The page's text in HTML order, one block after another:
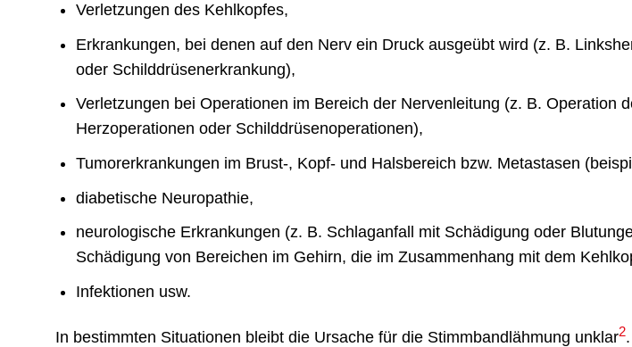
Verletzungen des Kehlkopfes,
Erkrankungen, bei denen auf den Nerv ein Druck ausgeübt wird (z. B.
oder Schilddrüsenerkrankung),
Verletzungen bei Operationen im Bereich der Nervenleitung (z. B. Operation
Herzoperationen oder Schilddrüsenoperationen),
Tumorerkrankungen im Brust-, Kopf- und Halsbereich bzw. Metastasen
diabetische Neuropathie,
neurologische Erkrankungen (z. B. Schlaganfall mit Schädigung oder
Schädigung von Bereichen im Gehirn, die im Zusammenhang mit dem
Infektionen usw.
In bestimmten Situationen bleibt die Ursache für die Stimmbandlähmung unklar2